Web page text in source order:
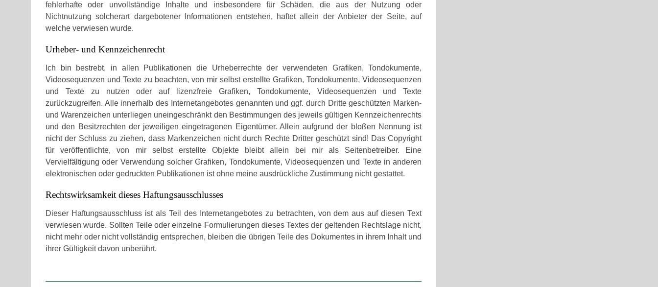
fehlerhafte oder unvollständige Inhalte und insbesondere für Schäden, die aus der Nutzung oder
Nichtnutzung solcherart dargebotener Informationen entstehen, haftet allein der Anbieter der Seite, auf
welche verwiesen wurde.
Urheber- und Kennzeichenrecht
Ich bin bestrebt, in allen Publikationen die Urheberrechte der verwendeten Grafiken, Tondokumente,
Videosequenzen und Texte zu beachten, von mir selbst erstellte Grafiken, Tondokumente, Videosequenzen
und Texte zu nutzen oder auf lizenzfreie Grafiken, Tondokumente, Videosequenzen und Texte
zurückzugreifen. Alle innerhalb des Internetangebotes genannten und ggf. durch Dritte geschützten Marken-
und Warenzeichen unterliegen uneingeschränkt den Bestimmungen des jeweils gültigen Kennzeichenrechts
und den Besitzrechten der jeweiligen eingetragenen Eigentümer. Allein aufgrund der bloßen Nennung ist
nicht der Schluss zu ziehen, dass Markenzeichen nicht durch Rechte Dritter geschützt sind! Das Copyright
für veröffentlichte, von mir selbst erstellte Objekte bleibt allein bei mir als Seitenbetreiber. Eine
Vervielfältigung oder Verwendung solcher Grafiken, Tondokumente, Videosequenzen und Texte in anderen
elektronischen oder gedruckten Publikationen ist ohne meine ausdrückliche Zustimmung nicht gestattet.
Rechtswirksamkeit dieses Haftungsausschlusses
Dieser Haftungsausschluss ist als Teil des Internetangebotes zu betrachten, von dem aus auf diesen Text
verwiesen wurde. Sollten Teile oder einzelne Formulierungen dieses Textes der geltenden Rechtslage nicht,
nicht mehr oder nicht vollständig entsprechen, bleiben die übrigen Teile des Dokumentes in ihrem Inhalt und
ihrer Gültigkeit davon unberührt.